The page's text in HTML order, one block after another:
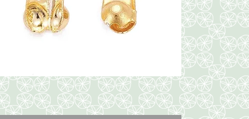
Vista rápida
Dije de Corazón
Precio
1500,00 CRC